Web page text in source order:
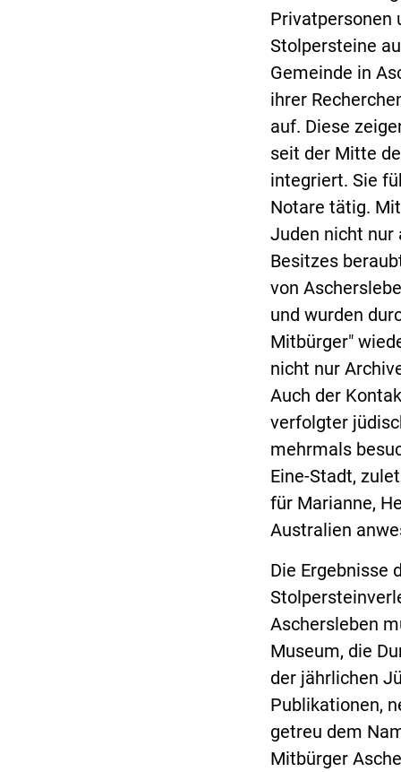
Privatpersonen
Stolpersteine
Gemeinde in
ihrer
auf. Diese
seit der Mitte
integriert. Sie
Notare tätig.
Juden nicht nur
Besitzes
von
und wurden
Mitbürger"
nicht nur
Auch der
verfolgter
mehrmals
Eine-Stadt,
für Marianne,
Australien
Die Ergebnisse
Aschersleben
Museum, die
der jährlichen
Publikationen,
getreu dem
Mitbürger